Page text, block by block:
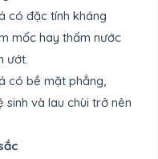
có đặc tính kháng
mốc hay thấm nước
ướt.
có bề mặt phẳng,
và lau chùi trở nên